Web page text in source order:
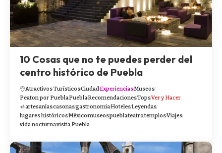
10 Cosas que no te puedes perder del
centro histórico de Puebla
Atractivos TurísticosCiudadExperienciasMuseos
Peaton por PueblaPueblaRecomendacionesTopsVer y Hacer
artesaníascasonasgastronomiaHotelesLeyendas
lugares históricosMéxicomuseospueblateatrotemplosViajes
vida nocturnavisita Puebla